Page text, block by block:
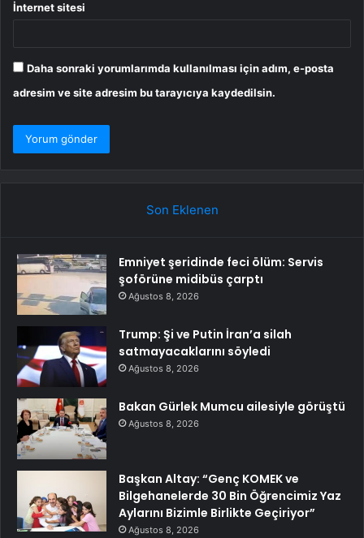
İnternet sitesi
Daha sonraki yorumlarımda kullanılması için adım, e-posta
adresim ve site adresim bu tarayıcıya kaydedilsin.
Son Eklenen
Emniyet şeridinde feci ölüm: Servis
şoförüne midibüs çarptı
Ağustos 8, 2026
Trump: Şi ve Putin İran’a silah
satmayacaklarını söyledi
Ağustos 8, 2026
Bakan Gürlek Mumcu ailesiyle görüştü
Ağustos 8, 2026
Başkan Altay: “Genç KOMEK ve
Bilgehanelerde 30 Bin Öğrencimiz Yaz
Aylarını Bizimle Birlikte Geçiriyor”
Ağustos 8, 2026